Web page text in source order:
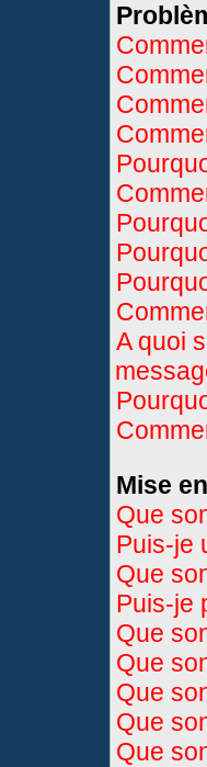
A quoi
Mise
Que
Puis-je
Que
Puis-je
Que
Que
Que
Que
Que